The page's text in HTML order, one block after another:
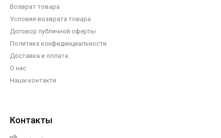
Возврат товара
Условия возврата товара
Договор публичной оферты
Политика конфиденциальности
Доставка и оплата
О нас
Наши контакти
Контакты